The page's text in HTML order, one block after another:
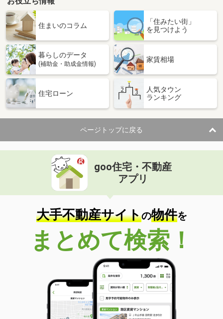
価 格
13.20万円
大阪府大阪市阿倍野区旭町２丁目
物件種別 貸店舗（建物一部）
使用面積
36.26m²
大阪府大阪市淀川区西中島３丁目
36.30万円
住 所
大阪府大阪市淀川区西中島３丁目
物件種別 貸店舗（建物一部）
使用面積 74.2m²
大阪府大阪市淀川区西中島３丁目
価 格
19.80万円
住 所
大阪府大阪市淀川区西中島３丁目
物件種別 貸事務所
使用面積
59.5m²
大阪府大阪市淀川区西中島５丁目
価 格
72.72万円
大阪府大阪市淀川区西中島５丁目
貸事務所
使用面積 118.11m²
大阪府大阪市淀川区西中島５丁目
住まいのコラム
「住みたい街」
を見つけよう
暮らしのデータ
(補助金・助成金情報)
家賃相場
住宅ローン
人気タウン
ランキング
ページトップに戻る
goo住宅・不動産
アプリ
大手不動産サイトの物件を
まとめて検索！